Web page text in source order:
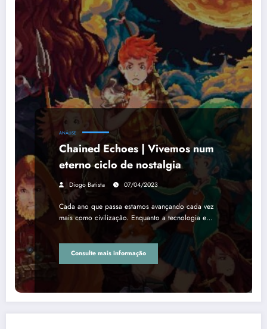
ANÁLISE
Chained Echoes | Vivemos num
eterno ciclo de nostalgia
Diogo Batista 07/04/2023
Cada ano que passa estamos avançando cada vez
mais como civilização. Enquanto a tecnologia e…
Consulte mais informação